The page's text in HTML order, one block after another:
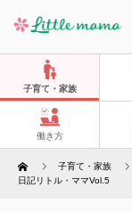
子育て・家族
働き方
Home 子育て・家族
日記リトル・ママVol.5